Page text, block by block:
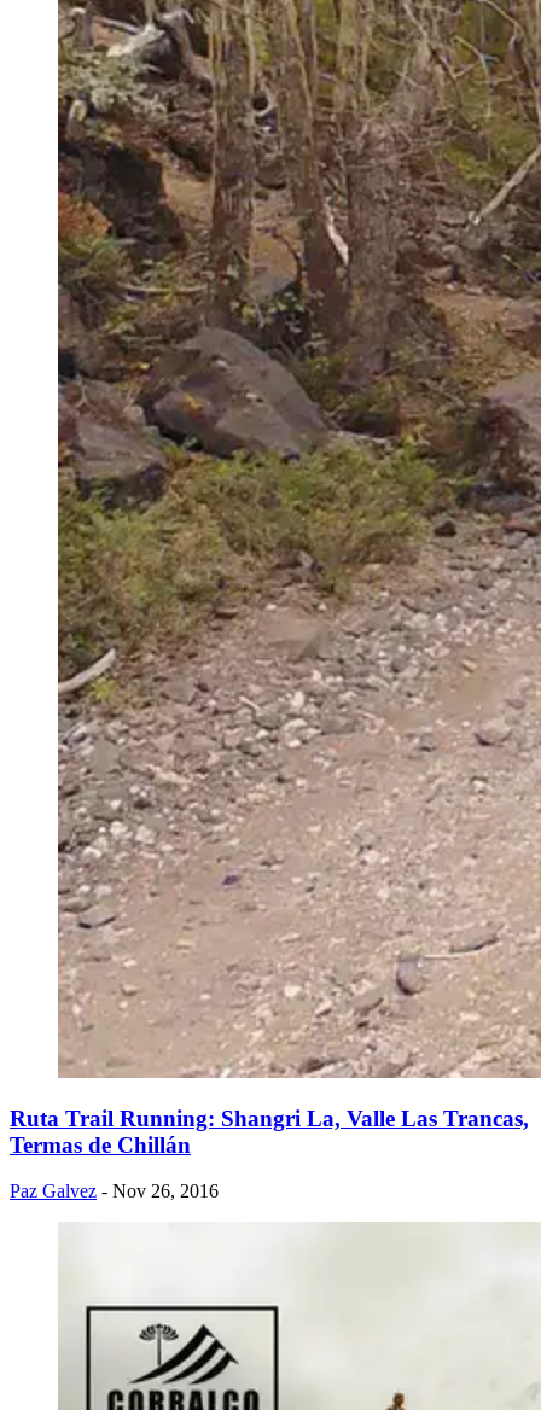
Ruta Trail Running: Shangri La, Valle Las Trancas,
Termas de Chillán
Paz Galvez - Nov 26, 2016